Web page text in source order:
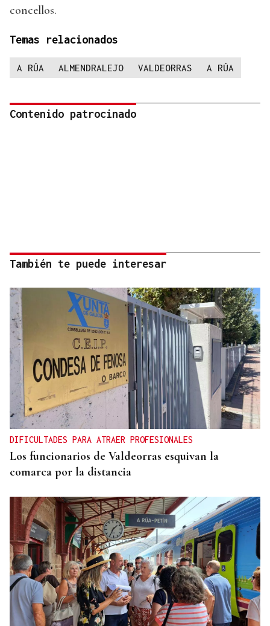
concellos.
Temas relacionados
A RÚA ALMENDRALEJO VALDEORRAS A RÚA
Contenido patrocinado
También te puede interesar
DIFICULTADES PARA ATRAER PROFESIONALES
Los funcionarios de Valdeorras esquivan la
comarca por la distancia